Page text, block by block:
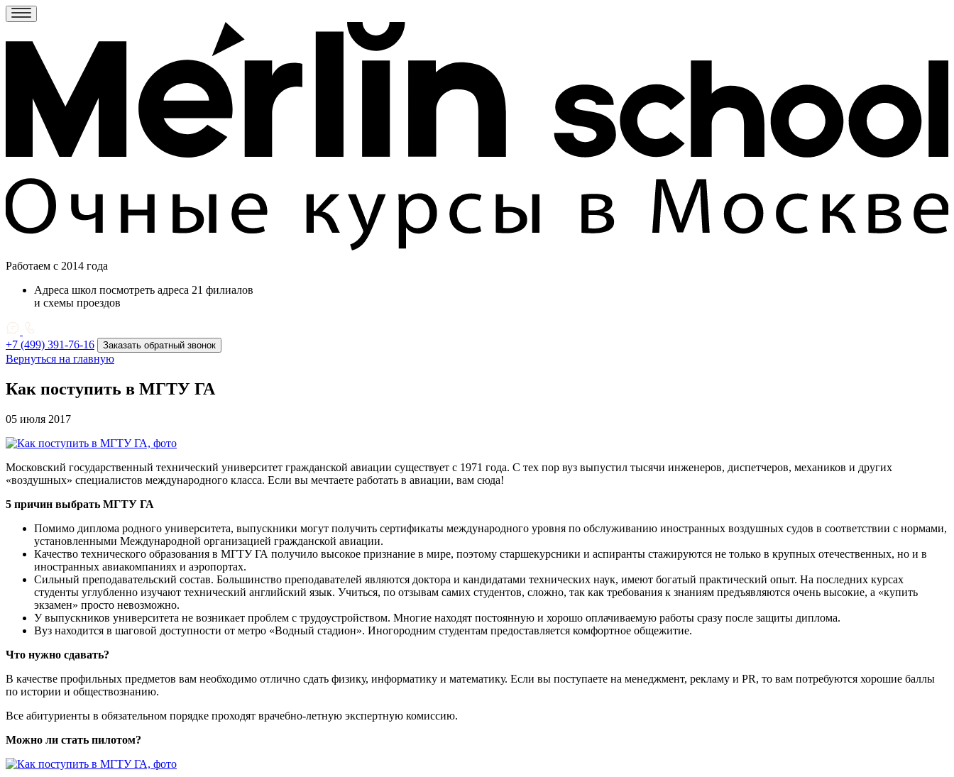
Работаем c 2014 года
Адреса школ посмотреть адреса 21 филиалов
и схемы проездов
+7 (499) 391-76-16 Заказать обратный звонок
Вернуться на главную
Как поступить в МГТУ ГА
05 июля 2017
Московский государственный технический университет гражданской авиации существует с 1971 года. С тех пор вуз выпустил тысячи инженеров, диспетчеров, механиков и других
«воздушных» специалистов международного класса. Если вы мечтаете работать в авиации, вам сюда!
5 причин выбрать МГТУ ГА
Помимо диплома родного университета, выпускники могут получить сертификаты международного уровня по обслуживанию иностранных воздушных судов в соответствии с нормами,
установленными Международной организацией гражданской авиации.
Качество технического образования в МГТУ ГА получило высокое признание в мире, поэтому старшекурсники и аспиранты стажируются не только в крупных отечественных, но и в
иностранных авиакомпаниях и аэропортах.
Сильный преподавательский состав. Большинство преподавателей являются доктора и кандидатами технических наук, имеют богатый практический опыт. На последних курсах
студенты углубленно изучают технический английский язык. Учиться, по отзывам самих студентов, сложно, так как требования к знаниям предъявляются очень высокие, а «купить
экзамен» просто невозможно.
У выпускников университета не возникает проблем с трудоустройством. Многие находят постоянную и хорошо оплачиваемую работы сразу после защиты диплома.
Вуз находится в шаговой доступности от метро «Водный стадион». Иногородним студентам предоставляется комфортное общежитие.
Что нужно сдавать?
В качестве профильных предметов вам необходимо отлично сдать физику, информатику и математику. Если вы поступаете на менеджмент, рекламу и PR, то вам потребуются хорошие баллы
по истории и обществознанию.
Все абитуриенты в обязательном порядке проходят врачебно-летную экспертную комиссию.
Можно ли стать пилотом?